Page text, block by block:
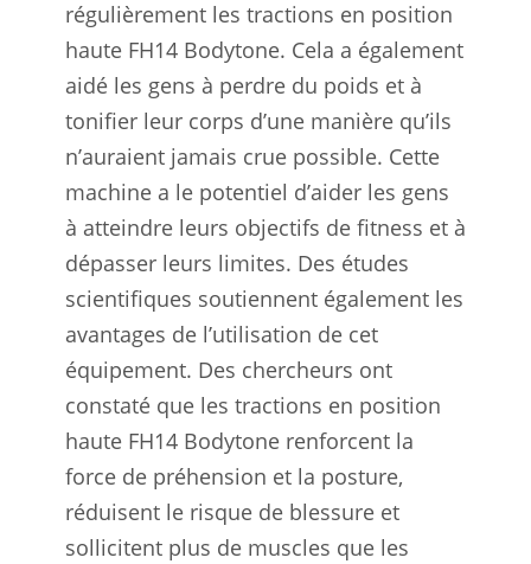
régulièrement les tractions en position
haute FH14 Bodytone. Cela a également
aidé les gens à perdre du poids et à
tonifier leur corps d’une manière qu’ils
n’auraient jamais crue possible. Cette
machine a le potentiel d’aider les gens
à atteindre leurs objectifs de fitness et à
dépasser leurs limites. Des études
scientifiques soutiennent également les
avantages de l’utilisation de cet
équipement. Des chercheurs ont
constaté que les tractions en position
haute FH14 Bodytone renforcent la
force de préhension et la posture,
réduisent le risque de blessure et
sollicitent plus de muscles que les